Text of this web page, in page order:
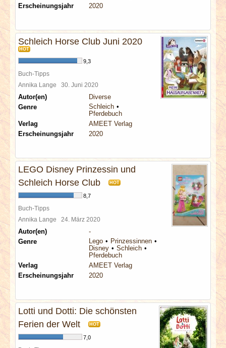
Erscheinungsjahr
2020
Schleich Horse Club Juni 2020
HOT
9,3
Buch-Tipps
Annika Lange 30. Juni 2020
Autor(en)
Diverse
Genre
Schleich
Pferdebuch
Verlag
AMEET Verlag
Erscheinungsjahr
2020
LEGO Disney Prinzessin und
Schleich Horse Club
HOT
8,7
Buch-Tipps
Annika Lange 24. März 2020
Autor(en)
-
Genre
Lego
Prinzessinnen
Disney
Schleich
Pferdebuch
Verlag
AMEET Verlag
Erscheinungsjahr
2020
Lotti und Dotti: Die schönsten
Ferien der Welt
HOT
7,0